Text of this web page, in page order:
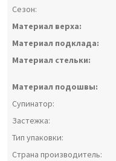
Сезон:
Материал верха:
Материал подклада:
Материал стельки:
Материал подошвы:
Супинатор:
Застежка:
Тип упаковки:
Страна производитель: